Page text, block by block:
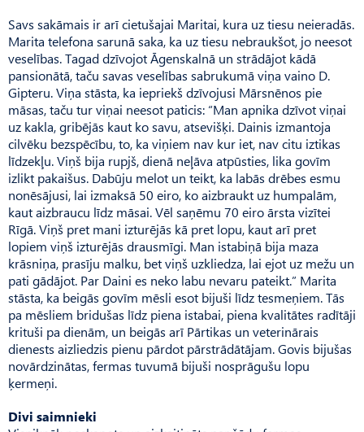
Savs sakāmais ir arī cietušajai Maritai, kura uz tiesu neieradās.
Marita telefona sarunā saka, ka uz tiesu nebraukšot, jo neesot
veselības. Tagad dzīvojot Āgenskalnā un strādājot kādā
pansionātā, taču savas veselības sabrukumā viņa vaino D.
Gipteru. Viņa stāsta, ka iepriekš dzīvojusi Mārsnēnos pie
māsas, taču tur viņai neesot paticis: “Man apnika dzīvot viņai
uz kakla, gribējās kaut ko savu, atsevišķi. Dainis izmantoja
cilvēku bezspēcību, to, ka viņiem nav kur iet, nav citu iztikas
līdzekļu. Viņš bija rupjš, dienā neļāva atpūsties, lika govīm
izlikt pakaišus. Dabūju melot un teikt, ka labās drēbes esmu
nonēsājusi, lai izmaksā 50 eiro, ko aizbraukt uz humpalām,
kaut aizbraucu līdz māsai. Vēl saņēmu 70 eiro ārsta vizītei
Rīgā. Viņš pret mani izturējās kā pret lopu, kaut arī pret
lopiem viņš izturējās drausmīgi. Man istabiņā bija maza
krāsniņa, prasīju malku, bet viņš uzkliedza, lai ejot uz mežu un
pati gādājot. Par Daini es neko labu nevaru pateikt.” Marita
stāsta, ka beigās govīm mēsli esot bijuši līdz tesmeņiem. Tās
pa mēsliem bridušas līdz piena istabai, piena kvalitātes radītāji
krituši pa dienām, un beigās arī Pārtikas un veterinārais
dienests aizliedzis pienu pārdot pārstrādātājam. Govis bijušas
novārdzinātas, fermas tuvumā bijuši nosprāgušu lopu
ķermeņi.
Divi saimnieki